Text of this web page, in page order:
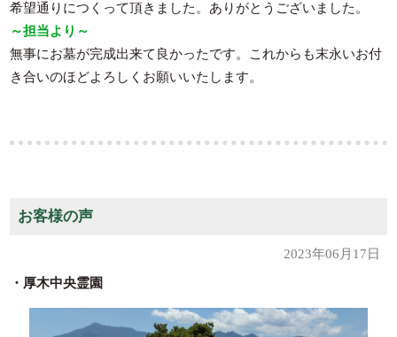
希望通りにつくって頂きました。ありがとうございました。
～担当より～
無事にお墓が完成出来て良かったです。これからも末永いお付
き合いのほどよろしくお願いいたします。
お客様の声
2023年06月17日
・厚木中央霊園